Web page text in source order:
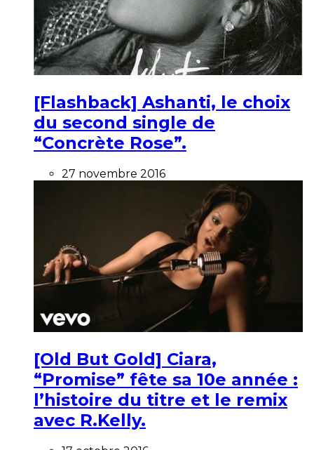
[Flashback] Ashanti, le choix
du second single de
“Concrète Rose”.
27 novembre 2016
[Old But Gold] Ciara,
“Promise” fête sa 10e année :
l’histoire du titre et le remix
avec R.Kelly.